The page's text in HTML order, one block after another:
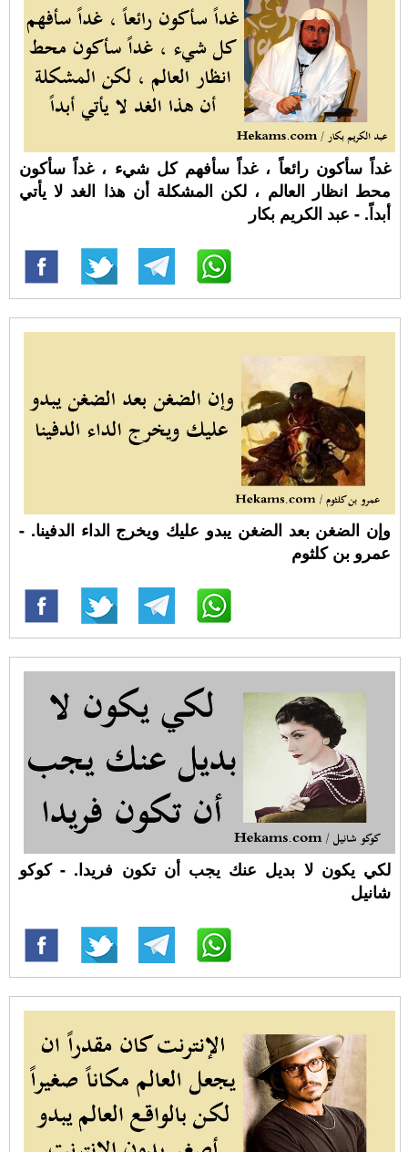
غداً سأكون رائعاً ، غداً سأفهم كل شيء ، غداً سأكون
محط انظار العالم ، لكن المشكلة أن هذا الغد لا يأتي
أبداً. - عبد الكريم بكار
وإن الضغن بعد الضغن يبدو عليك ويخرج الداء الدفينا. -
عمرو بن كلثوم
لكي يكون لا بديل عنك يجب أن تكون فريدا. - كوكو
شانيل